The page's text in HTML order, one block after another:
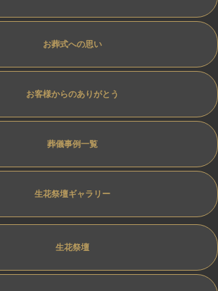
お葬式への思い
お客様からのありがとう
葬儀事例一覧
生花祭壇ギャラリー
生花祭壇